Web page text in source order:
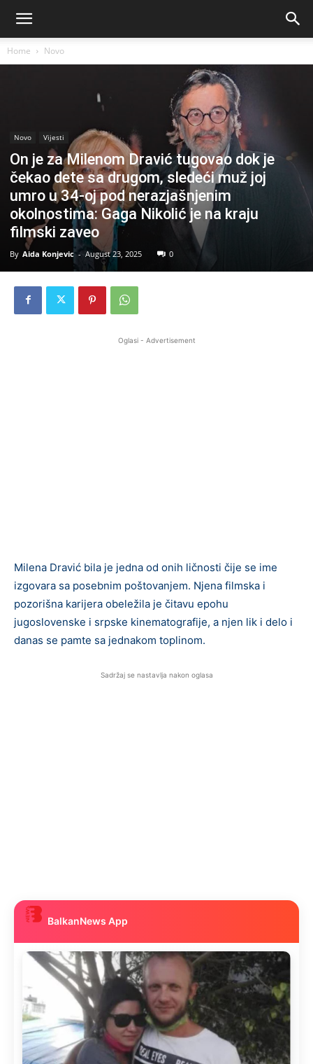
Home Novo
Novo Vijesti
On je za Milenom Dravić tugovao dok je
čekao dete sa drugom, sledeći muž joj
umro u 34-oj pod nerazjašnjenim
okolnostima: Gaga Nikolić je na kraju
filmski zaveo
By Aida Konjevic - August 23, 2025 0
Oglasi - Advertisement
Milena Dravić bila je jedna od onih ličnosti čije se ime
izgovara sa posebnim poštovanjem. Njena filmska i
pozorišna karijera obeležila je čitavu epohu
jugoslovenske i srpske kinematografije, a njen lik i delo i
danas se pamte sa jednakom toplinom.
Sadržaj se nastavlja nakon oglasa
BalkanNews App